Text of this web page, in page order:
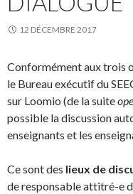
12 DÉCEMBRE 2017
Conformément aux trois
le Bureau exécutif du
sur Loomio (de la suite
possible la discussion
enseignants et les
Ce sont des lieux de
de responsable attitré-e